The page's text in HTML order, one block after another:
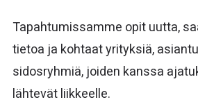
Tapahtumissamme opit uutta,
tietoa ja kohtaat yrityksiä,
sidosryhmiä, joiden kanssa
lähtevät liikkeelle.